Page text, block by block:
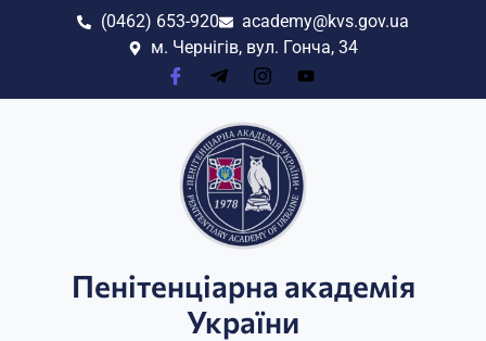
(0462) 653-920
academy@kvs.gov.ua
м. Чернігів, вул. Гонча, 34
Пенітенціарна академія
України